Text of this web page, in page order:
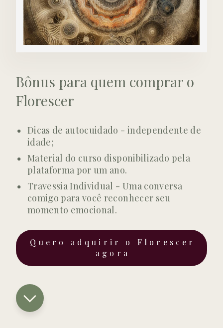
Bônus para quem comprar o
Florescer
Dicas de autocuidado - independente de
idade;
Material do curso disponibilizado pela
plataforma por um ano.
Travessia Individual - Uma conversa
comigo para você reconhecer seu
momento emocional.
Quero adquirir o Florescer
agora